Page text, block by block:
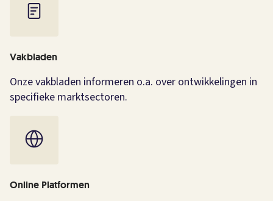
Vakbladen
Onze vakbladen informeren o.a. over ontwikkelingen in
specifieke marktsectoren.
Online Platformen